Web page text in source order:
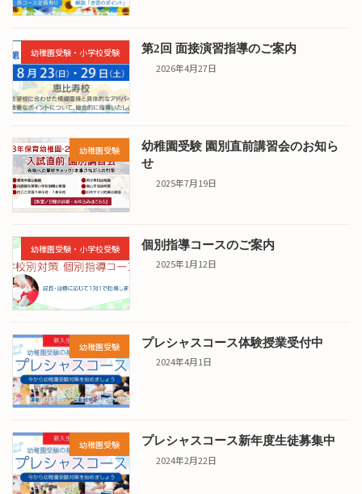
幼稚園受験・小学校受験 第2回 面接演習指導のご案内
2026年4月27日
幼稚園受験
幼稚園受験 園別直前講習会のお知ら
せ
2025年7月19日
幼稚園受験・小学校受験 個別指導コースのご案内
2025年1月12日
幼稚園受験 プレシャスコース体験授業受付中
2024年4月1日
幼稚園受験 プレシャスコース新年度生徒募集中
2024年2月22日